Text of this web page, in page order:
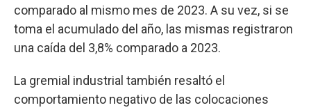
comparado al mismo mes de 2023. A su vez, si se
toma el acumulado del año, las mismas registraron
una caída del 3,8% comparado a 2023.
La gremial industrial también resaltó el
comportamiento negativo de las colocaciones